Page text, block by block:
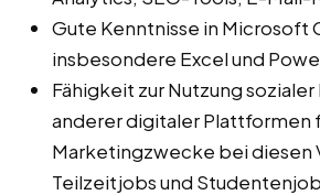
Gute Kenntnisse in Microsoft
insbesondere Excel und
Fähigkeit zur Nutzung
anderer digitaler Plattformen
Marketingzwecke bei diesen
Teilzeitjobs und